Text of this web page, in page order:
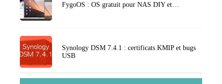
FygoOS : OS gratuit pour NAS DIY et…
Synology DSM 7.4.1 : certificats KMIP et bugs
USB